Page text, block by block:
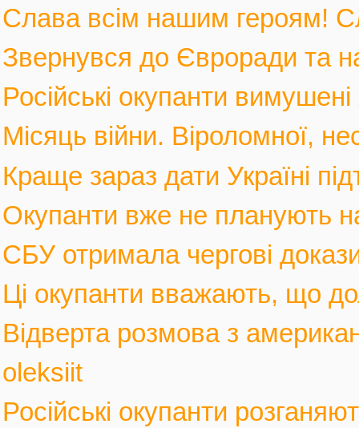
Слава всім нашим героям!
Звернувся до Євроради та
Російські окупанти
Місяць війни. Віроломної,
Краще зараз дати Україні
Окупанти вже не планують
СБУ отримала чергові
Ці окупанти вважають, що
Відверта розмова з
oleksiit
Російські окупанти